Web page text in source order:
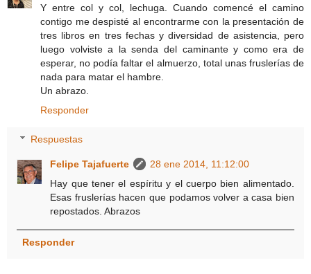
Y entre col y col, lechuga. Cuando comencé el camino
contigo me despisté al encontrarme con la presentación de
tres libros en tres fechas y diversidad de asistencia, pero
luego volviste a la senda del caminante y como era de
esperar, no podía faltar el almuerzo, total unas fruslerías de
nada para matar el hambre.
Un abrazo.
Responder
Respuestas
Felipe Tajafuerte
28 ene 2014, 11:12:00
Hay que tener el espíritu y el cuerpo bien alimentado.
Esas fruslerías hacen que podamos volver a casa bien
repostados. Abrazos
Responder